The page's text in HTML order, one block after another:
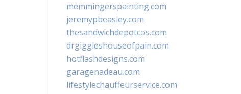
memmingerspainting.com
jeremypbeasley.com
thesandwichdepotcos.com
drgiggleshouseofpain.com
hotflashdesigns.com
garagenadeau.com
lifestylechauffeurservice.com